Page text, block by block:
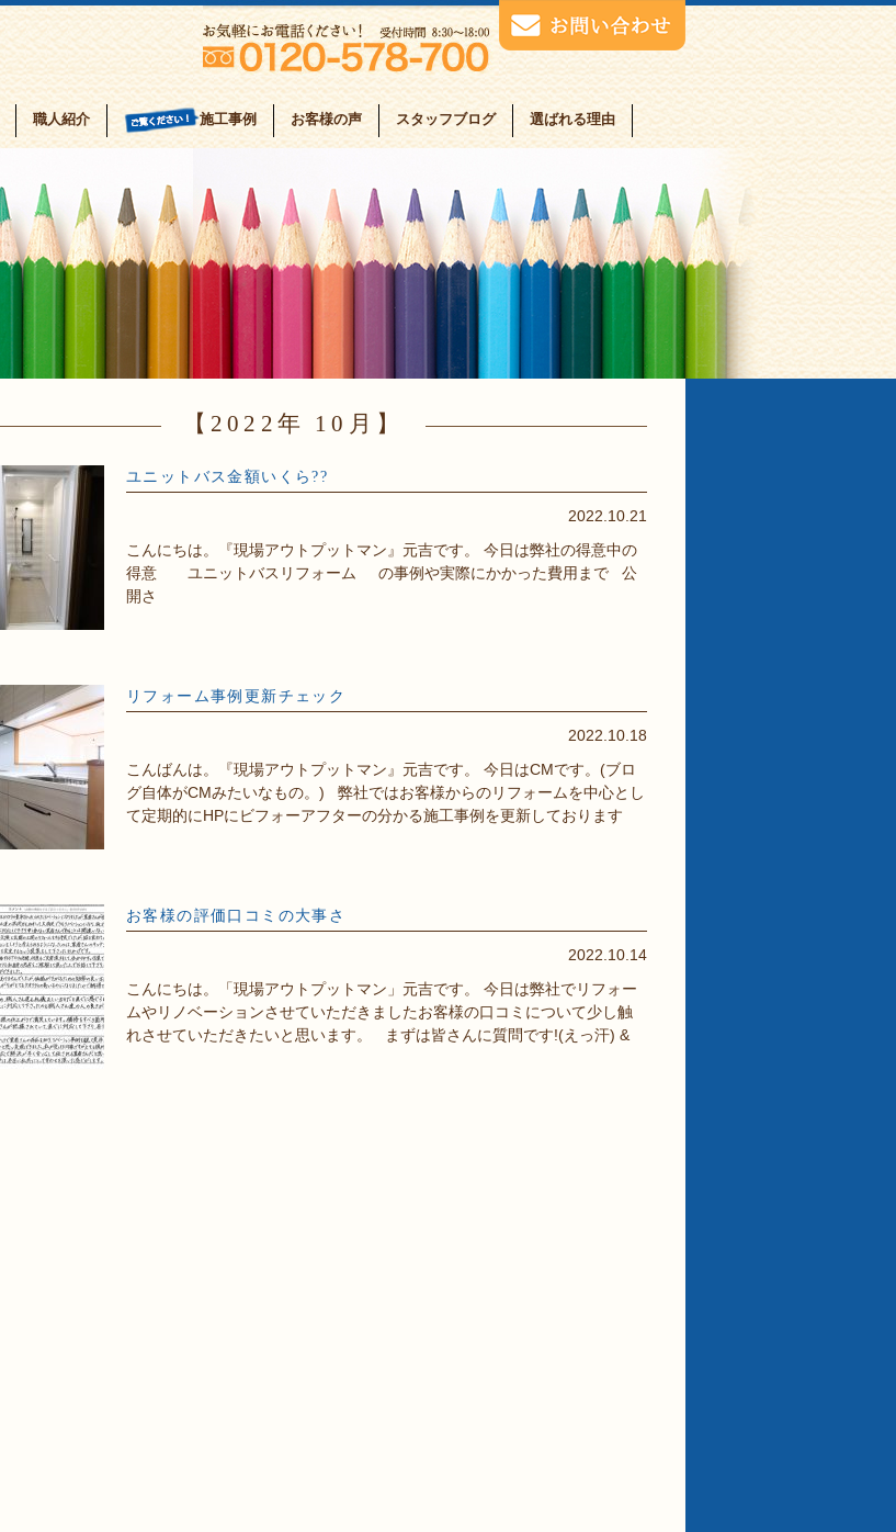
職人紹介 施工事例 お客様の声 スタッフブログ 選ばれる理由
2022年 10月
ユニットバス金額いくら??
2022.10.21
こんにちは。『現場アウトプットマン』元吉です。 今日は弊社の得意中の
得意 ユニットバスリフォーム の事例や実際にかかった費用まで 公
開さ
リフォーム事例更新チェック
2022.10.18
こんばんは。『現場アウトプットマン』元吉です。 今日はCMです。(ブロ
グ自体がCMみたいなもの。) 弊社ではお客様からのリフォームを中心とし
て定期的にHPにビフォーアフターの分かる施工事例を更新しております
お客様の評価口コミの大事さ
2022.10.14
こんにちは。「現場アウトプットマン」元吉です。 今日は弊社でリフォー
ムやリノベーションさせていただきましたお客様の口コミについて少し触
れさせていただきたいと思います。 まずは皆さんに質問です!(えっ汗) &